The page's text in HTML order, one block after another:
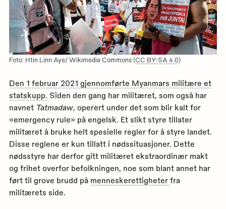
Foto: Htin Linn Aye/ Wikimedia Commons (CC BY-SA 4.0)
Den 1 februar 2021 gjennomførte Myanmars militære et
statskupp. Siden den gang har militæret, som også har
navnet Tatmadaw, operert under det som blir kalt for
«emergency rule» på engelsk. Et slikt styre tillater
militæret å bruke helt spesielle regler for å styre landet.
Disse reglene er kun tillatt i nødssituasjoner. Dette
nødsstyre har derfor gitt militæret ekstraordinær makt
og frihet overfor befolkningen, noe som blant annet har
ført til grove brudd på menneskerettigheter fra
militærets side.